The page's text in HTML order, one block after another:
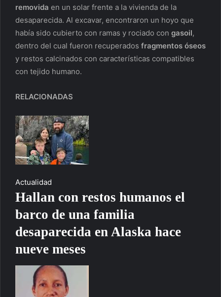
removida en un solar frente a la vivienda de la
desaparecida. Al excavar, encontraron un hoyo que
había sido cubierto con ramas y rociado con gasoil,
dentro del cual fueron recuperados fragmentos óseos
y restos calcinados con características compatibles
con tejido humano.
RELACIONADAS
Actualidad
Hallan con restos humanos el
barco de una familia
desaparecida en Alaska hace
nueve meses